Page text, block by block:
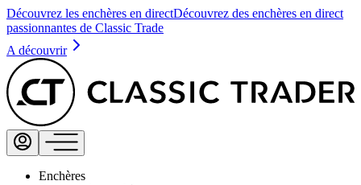
Découvrez les enchères en directDécouvrez des enchères en direct
passionnantes de Classic Trade
A découvrir
Enchères